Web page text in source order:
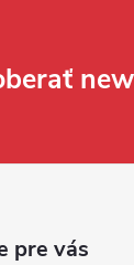
pre vás